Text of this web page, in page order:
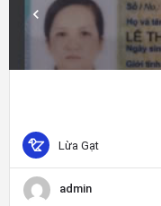
Lừa Gạt
admin